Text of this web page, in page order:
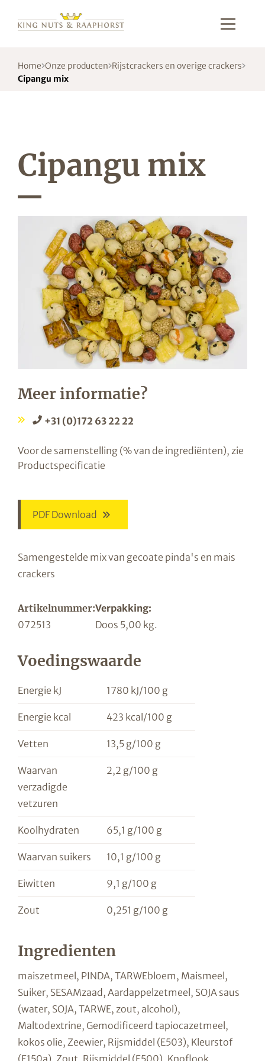
Home Onze producten Rijstcrackers en overige crackers
Cipangu mix
Cipangu mix
Meer informatie?
+31 (0)172 63 22 22
Voor de samenstelling (% van de ingrediënten), zie
Productspecificatie
PDF Download
Samengestelde mix van gecoate pinda's en mais
crackers
Artikelnummer:Verpakking:
072513
Doos 5,00 kg.
Voedingswaarde
Energie kJ 1780 kJ/100 g
Energie kcal 423 kcal/100 g
Vetten 13,5 g/100 g
Waarvan
verzadigde
vetzuren
2,2 g/100 g
Koolhydraten 65,1 g/100 g
Waarvan suikers 10,1 g/100 g
Eiwitten 9,1 g/100 g
Zout 0,251 g/100 g
Ingredienten
maiszetmeel, PINDA, TARWEbloem, Maismeel,
Suiker, SESAMzaad, Aardappelzetmeel, SOJA saus
(water, SOJA, TARWE, zout, alcohol),
Maltodextrine, Gemodificeerd tapiocazetmeel,
kokos olie, Zeewier, Rijsmiddel (E503), Kleurstof